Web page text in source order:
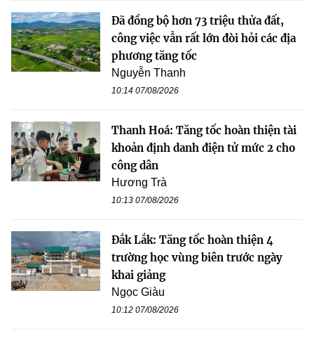
Đã đồng bộ hơn 73 triệu thửa đất,
công việc vẫn rất lớn đòi hỏi các địa
phương tăng tốc
Nguyễn Thanh
10:14 07/08/2026
Thanh Hoá: Tăng tốc hoàn thiện tài
khoản định danh điện tử mức 2 cho
công dân
Hương Trà
10:13 07/08/2026
Đắk Lắk: Tăng tốc hoàn thiện 4
trường học vùng biên trước ngày
khai giảng
Ngọc Giàu
10:12 07/08/2026